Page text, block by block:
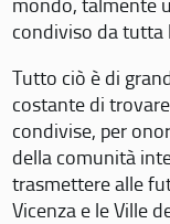
mondo, talmente
condiviso da tutta
Tutto ciò è di
costante di
condivise, per
della comunità
trasmettere alle
Vicenza e le Ville